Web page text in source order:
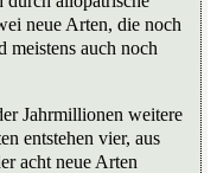
neue Arten, die noch
meistens auch noch
Jahrmillionen weitere
entstehen vier, aus
acht neue Arten